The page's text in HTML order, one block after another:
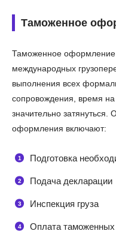
Таможенное
Таможенное оформление
международных
выполнения всех
сопровождения, время
значительно
оформления включают:
Подготовка
Подача декларации
Инспекция груза
Оплата таможенных